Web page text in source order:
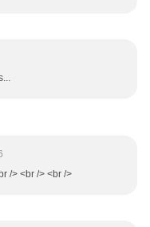
/> <br /> <br />